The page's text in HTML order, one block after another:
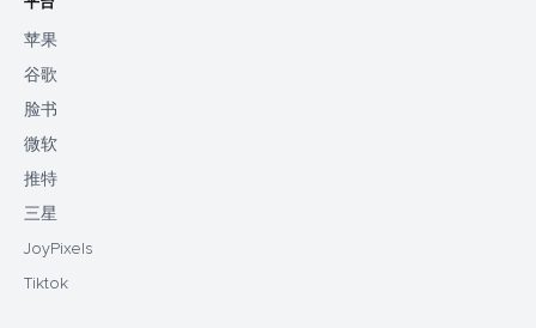
苹果
谷歌
脸书
微软
推特
三星
JoyPixels
Tiktok